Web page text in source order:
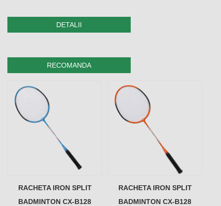
DETALII
RECOMANDA
RACHETA IRON SPLIT
BADMINTON CX-B128
RACHETA IRON SPLIT
BADMINTON CX-B128